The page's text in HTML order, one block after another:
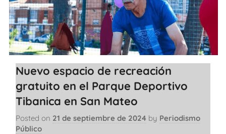
Nuevo espacio de recreación
gratuito en el Parque Deportivo
Tibanica en San Mateo
Posted on 21 de septiembre de 2024 by Periodismo
Público